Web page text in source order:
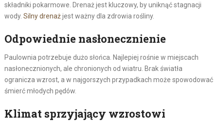
składniki pokarmowe. Drenaż jest kluczowy, by uniknąć stagnacji
wody. Silny drenażjest ważny dla zdrowia rośliny.
Odpowiednie nasłonecznienie
Paulownia potrzebuje dużo słońca. Najlepiej rośnie w miejscach
nasłonecznionych, ale chronionych od wiatru. Brak światła
ogranicza wzrost, a w najgorszych przypadkach może spowodować
śmierć młodych pędów.
Klimat sprzyjający wzrostowi